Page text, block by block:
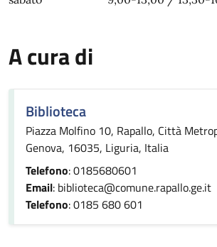
A cura di
Biblioteca
Piazza Molfino 10, Rapallo, Città
Genova, 16035, Liguria, Italia
Telefono: 0185680601
Email: biblioteca@comune.rapallo.ge.it
Telefono: 0185 680 601